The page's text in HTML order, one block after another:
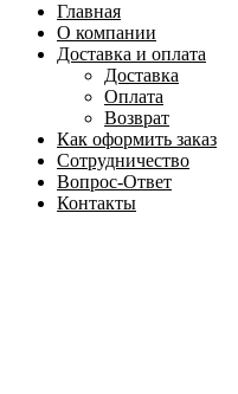
Главная
О компании
Доставка и оплата
Доставка
Оплата
Возврат
Как оформить заказ
Сотрудничество
Вопрос-Ответ
Контакты